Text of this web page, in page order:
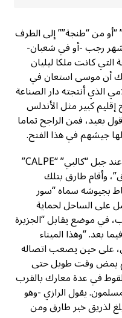
من “طنجة”” إلى الطرف
رجب -أو في شعبان-
التي كانت ملكا ليليان
أن موسى استعان في
الذي أنتجته دار الصناعة
إقليم كبير مثل الأندلس
بعيد، فمن الراجح تماما
جيشهم في هذا الفتح.
تجمع الجيش الإسلامي -بعد العبور- عند جبل “كالبي” “CALPE”
وأقام طارق بتلك
بجيوشه سماه “سور
على الساحل لحماية
في موضع يقابل “الجزيرة
بعد. “وهذا الميناء
على حين يصعب اتصاله
يمض وقت طويل حتى
في عدة معارك بالقرب
يقول الرازي -وهو
لذريق خبر طارق ومن